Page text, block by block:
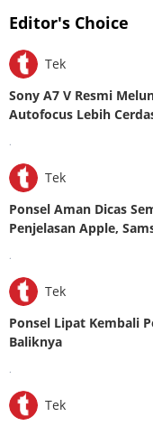
Editor's Choice
Tek
Sony A7 V Resmi
Autofocus Lebih
Tek
Ponsel Aman Dicas
Penjelasan Apple,
Tek
Ponsel Lipat Kembali
Baliknya
Tek